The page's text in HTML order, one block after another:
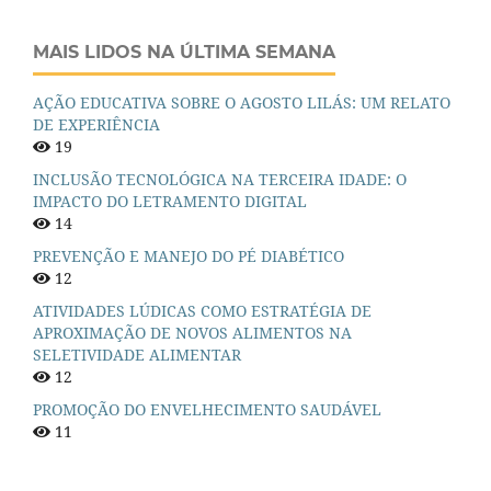
MAIS LIDOS NA ÚLTIMA SEMANA
AÇÃO EDUCATIVA SOBRE O AGOSTO LILÁS: UM RELATO
DE EXPERIÊNCIA
19
INCLUSÃO TECNOLÓGICA NA TERCEIRA IDADE: O
IMPACTO DO LETRAMENTO DIGITAL
14
PREVENÇÃO E MANEJO DO PÉ DIABÉTICO
12
ATIVIDADES LÚDICAS COMO ESTRATÉGIA DE
APROXIMAÇÃO DE NOVOS ALIMENTOS NA
SELETIVIDADE ALIMENTAR
12
PROMOÇÃO DO ENVELHECIMENTO SAUDÁVEL
11